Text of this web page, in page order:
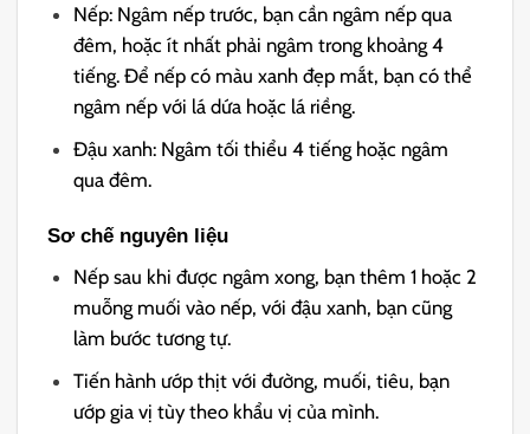
Nếp: Ngâm nếp trước, bạn cần ngâm nếp qua
đêm, hoặc ít nhất phải ngâm trong khoảng 4
tiếng. Để nếp có màu xanh đẹp mắt, bạn có thể
ngâm nếp với lá dứa hoặc lá riềng.
Đậu xanh: Ngâm tối thiểu 4 tiếng hoặc ngâm
qua đêm.
Sơ chế nguyên liệu
Nếp sau khi được ngâm xong, bạn thêm 1 hoặc 2
muỗng muối vào nếp, với đậu xanh, bạn cũng
làm bước tương tự.
Tiến hành ướp thịt với đường, muối, tiêu, bạn
ướp gia vị tùy theo khẩu vị của mình.